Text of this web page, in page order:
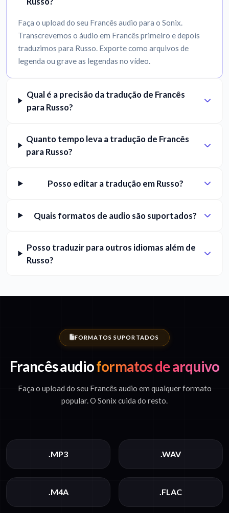
Faça o upload do seu Francês audio para o Sonix.
Transcrevemos o áudio em Francês primeiro e depois
traduzimos para Russo. Exporte como arquivos de
legenda ou grave as legendas no vídeo.
Qual é a precisão da tradução de Francês
para Russo?
Quanto tempo leva a tradução de Francês
para Russo?
Posso editar a tradução em Russo?
Quais formatos de audio são suportados?
Posso traduzir para outros idiomas além de
Russo?
FORMATOS SUPORTADOS
Francês audioformatos de arquivo
Faça o upload do seu Francês audio em qualquer formato
popular. O Sonix cuida do resto.
.MP3 .WAV
.M4A .FLAC